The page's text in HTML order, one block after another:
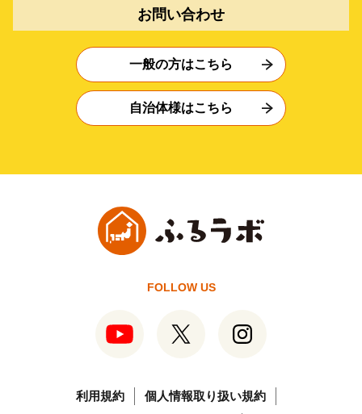
お問い合わせ
一般の方はこちら
自治体様はこちら
FOLLOW US
利用規約 個人情報取り扱い規約